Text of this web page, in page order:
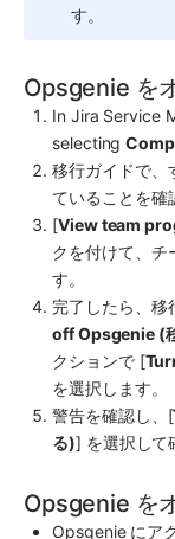
す。
Opsgenie を
In Jira Service
selecting
移行ガイドで、
ていることを確
[View team
クを付けて、チ
す。
完了したら、移
off Opsgenie (
クションで [
を選択します。
警告を確認し、[
る)] を選択して
Opsgenie を
Opsgenie にア